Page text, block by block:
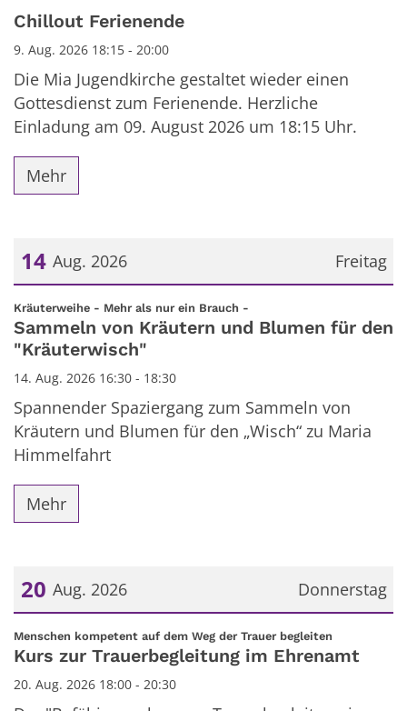
Datum: 9. August 2026
Chillout Ferienende
9. Aug. 2026 18:15 - 20:00
Die Mia Jugendkirche gestaltet wieder einen
Gottesdienst zum Ferienende. Herzliche
Einladung am 09. August 2026 um 18:15 Uhr.
Mehr
Freitag
14 Aug. 2026
Datum: 14. August 2026
Kräuterweihe - Mehr als nur ein Brauch -
Sammeln von Kräutern und Blumen für den
"Kräuterwisch"
14. Aug. 2026 16:30 - 18:30
Spannender Spaziergang zum Sammeln von
Kräutern und Blumen für den „Wisch“ zu Maria
Himmelfahrt
Mehr
Donnerstag
20 Aug. 2026
Datum: 20. August 2026
Menschen kompetent auf dem Weg der Trauer begleiten
Kurs zur Trauerbegleitung im Ehrenamt
20. Aug. 2026 18:00 - 20:30